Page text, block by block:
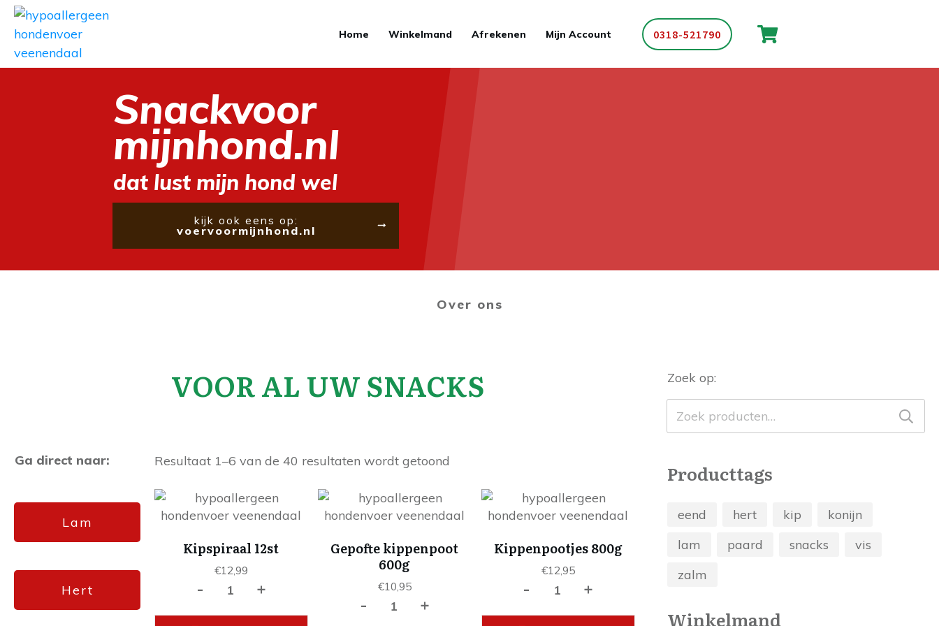
Home Winkelmand Afrekenen Mijn Account 0318-521790
Snackvoor
mijnhond.nl
dat lust mijn hond wel
kijk ook eens op:
voervoormijnhond.nl
Over ons
VOOR AL UW SNACKS
Ga direct naar:
Lam
Hert
Resultaat 1–6 van de 40 resultaten wordt getoond
Kipspiraal 12st
€12,99
-
Kipspiraal
+
Gepofte kippenpoot
600g
€10,95
-
Gepofte
+
Kippenpootjes 800g
€12,95
-
Kippenpootjes
+
Zoek op:
Zoeken
naar:
Producttags
eend hert kip
konijn
lam
paard snacks
vis
zalm
Winkelmand